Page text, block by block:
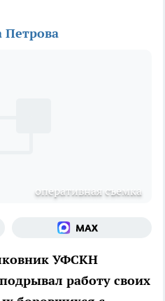
Петрова
оперативная съемка
УФСКН
работу своих